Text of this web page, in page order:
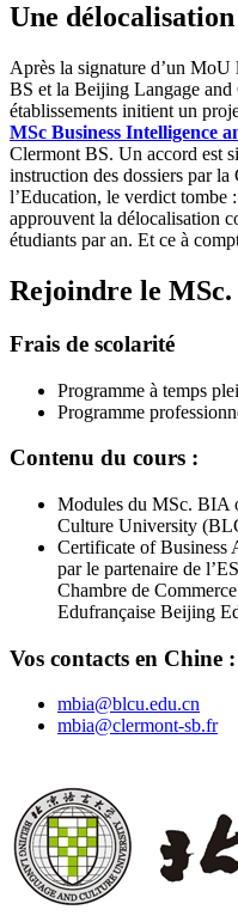
Une
Après la signature d’un
BS et la Beijing Langage
établissements initient un
MSc Business Intelligence
Clermont BS. Un accord est
instruction des dossiers par
l’Education, le verdict tombe
approuvent la délocalisation
étudiants par an. Et ce à
Rejoindre le MSc.
Frais de scolarité
Programme à temps
Programme
Contenu du cours :
Modules du MSc. BIA
Culture University
Certificate of Business
par le partenaire de
Chambre de
Edufrançaise Beijing
Vos contacts en Chine :
mbia@blcu.edu.cn
mbia@clermont-sb.fr